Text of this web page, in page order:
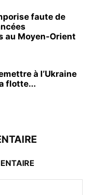
faute de
au Moyen-Orient
à l’Ukraine
flotte...